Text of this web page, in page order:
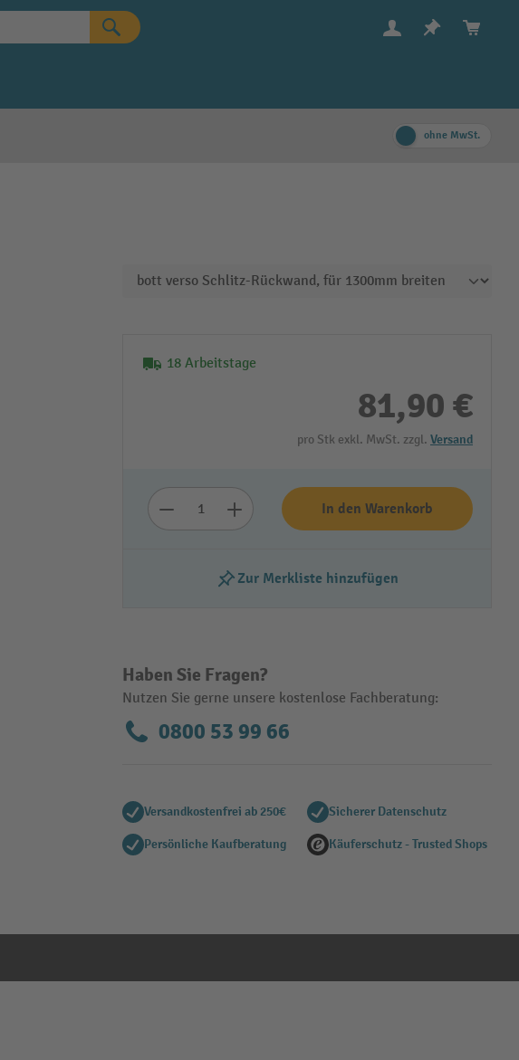
ohne MwSt.
Video abspielen
18 Arbeitstage
81,90 €
pro Stk exkl. MwSt. zzgl. Versand
In den Warenkorb
Zur Merkliste hinzufügen
Haben Sie Fragen?
Nutzen Sie gerne unsere kostenlose Fachberatung:
0800 53 99 66
Versandkostenfrei ab 250€ Sicherer Datenschutz
Persönliche Kaufberatung Käuferschutz - Trusted Shops